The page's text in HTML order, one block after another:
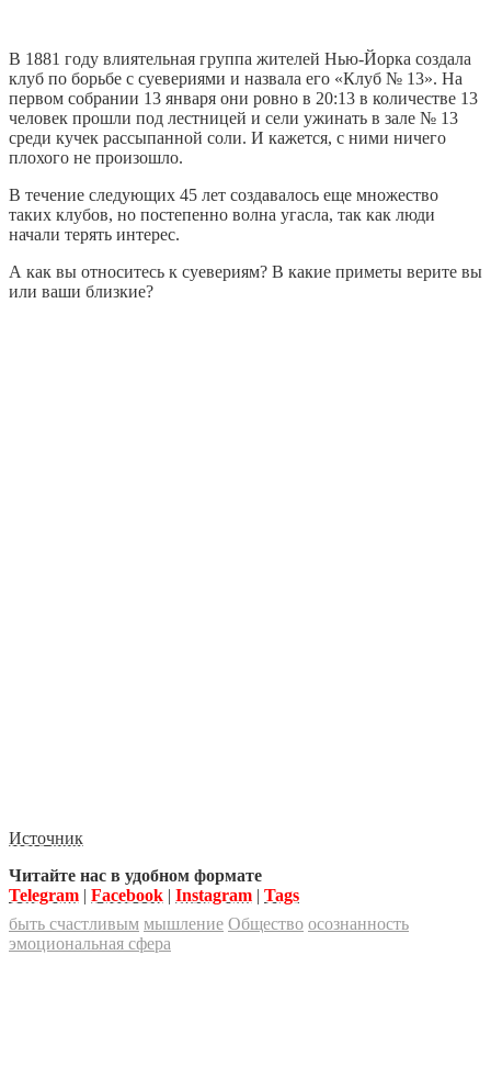
В 1881 году влиятельная группа жителей Нью-Йорка создала
клуб по борьбе с суевериями и назвала его «Клуб № 13». На
первом собрании 13 января они ровно в 20:13 в количестве 13
человек прошли под лестницей и сели ужинать в зале № 13
среди кучек рассыпанной соли. И кажется, с ними ничего
плохого не произошло.
В течение следующих 45 лет создавалось еще множество
таких клубов, но постепенно волна угасла, так как люди
начали терять интерес.
А как вы относитесь к суевериям? В какие приметы верите вы
или ваши близкие?
Источник
Читайте нас в удобном формате
Telegram | Facebook | Instagram | Tags
быть счастливым мышление Общество осознанность
эмоциональная сфера